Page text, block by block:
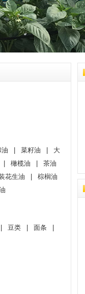
油 菜籽油
大
橄榄油
茶油
花生油
棕榈油
豆类 面条